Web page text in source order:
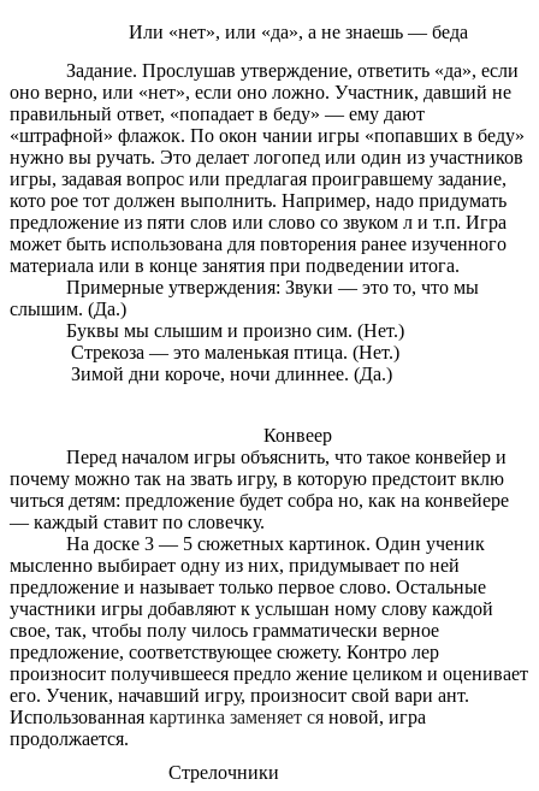
Или «нет», или «да», а не знаешь — беда
Задание. Прослушав утверждение, ответить «да», если
оно верно, или «нет», если оно ложно. Участник, давший не
правильный ответ, «попадает в беду» — ему дают
«штрафной» флажок. По окон чании игры «попавших в беду»
нужно вы ручать. Это делает логопед или один из участников
игры, задавая вопрос или предлагая проигравшему задание,
кото рое тот должен выполнить. Например, надо придумать
предложение из пяти слов или слово со звуком л и т.п. Игра
может быть использована для повторения ранее изученного
материала или в конце занятия при подведении итога.
Примерные утверждения: Звуки — это то, что мы
слышим. (Да.)
Буквы мы слышим и произно сим. (Нет.)
Стрекоза — это маленькая птица. (Нет.)
Зимой дни короче, ночи длиннее. (Да.)
Конвеер
Перед началом игры объяснить, что такое конвейер и
почему можно так на звать игру, в которую предстоит вклю
читься детям: предложение будет собра но, как на конвейере
— каждый ставит по словечку.
На доске 3 — 5 сюжетных картинок. Один ученик
мысленно выбирает одну из них, придумывает по ней
предложение и называет только первое слово. Остальные
участники игры добавляют к услышан ному слову каждой
свое, так, чтобы полу чилось грамматически верное
предложение, соответствующее сюжету. Контро лер
произносит получившееся предло жение целиком и оценивает
его. Ученик, начавший игру, произносит свой вари ант.
Использованная картинка заменяет ся новой, игра
продолжается.
Стрелочники